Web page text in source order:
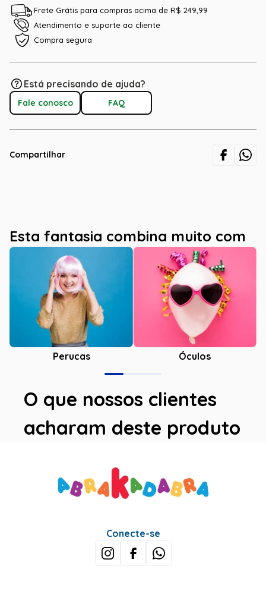
Frete Grátis para compras acima de R$ 249,99
Atendimento e suporte ao cliente
Compra segura
Está precisando de ajuda?
Fale conosco FAQ
Compartilhar
Esta fantasia combina muito com
Perucas Óculos
O que nossos clientes
acharam deste produto
Avaliações
Este produto ainda não tem avaliações
SEJA O PRIMEIRO A AVALIAR